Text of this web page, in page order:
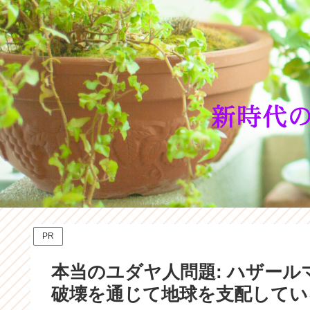
PR
本当のユダヤ人問題: ハザー
破壊を通じて地球を支配して